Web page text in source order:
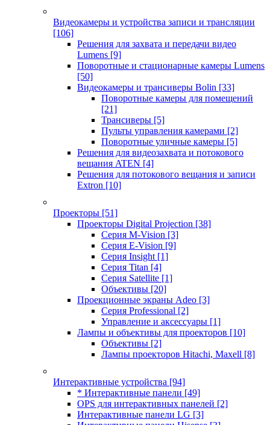
Видеокамеры и устройства записи и трансляции
[106]
Решения для захвата и передачи видео
Lumens [9]
Поворотные и стационарные камеры Lumens
[50]
Видеокамеры и трансиверы Bolin [33]
Поворотные камеры для помещений
[21]
Трансиверы [5]
Пульты управления камерами [2]
Поворотные уличные камеры [5]
Решения для видеозахвата и потокового
вещания ATEN [4]
Решения для потокового вещания и записи
Extron [10]
Проекторы [51]
Проекторы Digital Projection [38]
Серия M-Vision [3]
Серия E-Vision [9]
Серия Insight [1]
Серия Titan [4]
Серия Satellite [1]
Объективы [20]
Проекционные экраны Adeo [3]
Серия Professional [2]
Управление и аксессуары [1]
Лампы и объективы для проекторов [10]
Объективы [2]
Лампы проекторов Hitachi, Maxell [8]
Интерактивные устройства [94]
* Интерактивные панели [49]
OPS для интерактивных панелей [2]
Интерактивные панели LG [3]